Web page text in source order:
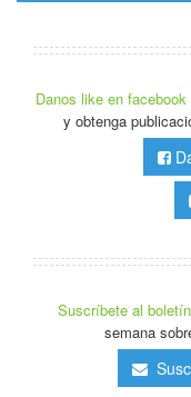
Danos like en facebook
y obtenga
Suscríbete al
semana